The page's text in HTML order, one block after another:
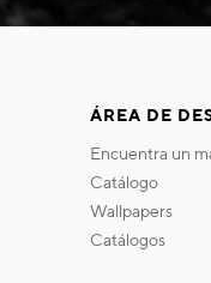
ÁREA DE
encuentra un
catálogo
wallpapers
catálogos